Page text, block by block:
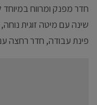
חדר מפנק ומרווח
שינה עם מיטה זוגית
פינת עבודה, חדר רחצה עם